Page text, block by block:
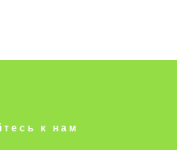
к нам